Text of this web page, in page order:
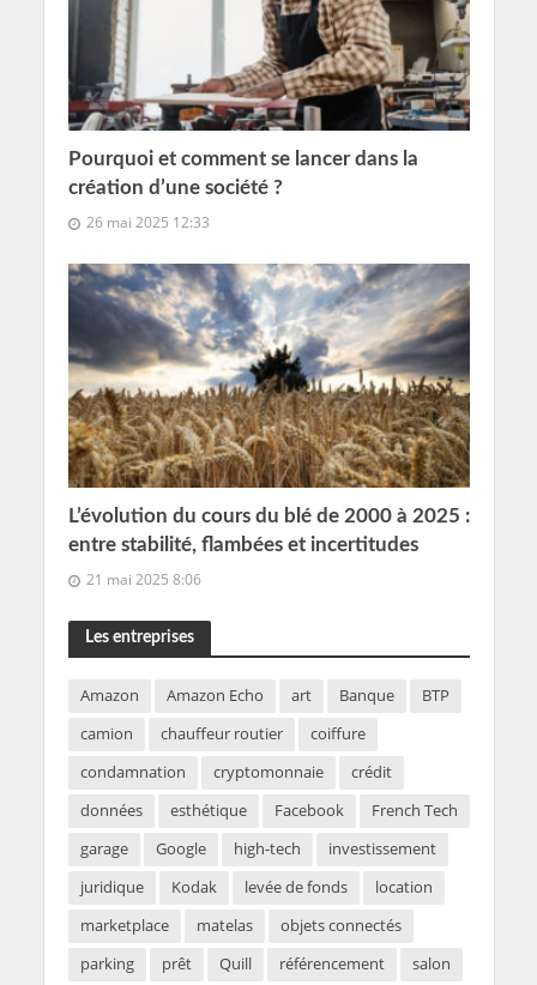
Pourquoi et comment se lancer dans la
création d’une société ?
26 mai 2025 12:33
L’évolution du cours du blé de 2000 à 2025 :
entre stabilité, flambées et incertitudes
21 mai 2025 8:06
Les entreprises
Amazon Amazon Echo art Banque
BTP
camion
chauffeur routier
coiffure
condamnation
cryptomonnaie
crédit
données
esthétique Facebook
French Tech
garage
Google high-tech
investissement
juridique
Kodak levée de fonds
location
marketplace
matelas
objets connectés
parking
prêt Quill référencement
salon